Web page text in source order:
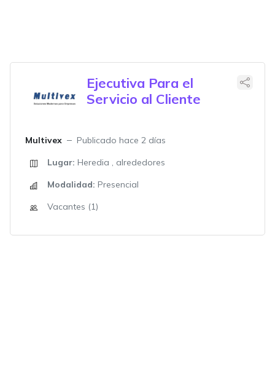
Ejecutiva Para el
Servicio al Cliente
Multivex
Publicado hace 2 días
Lugar: Heredia , alrededores
Modalidad: Presencial
Vacantes (1)